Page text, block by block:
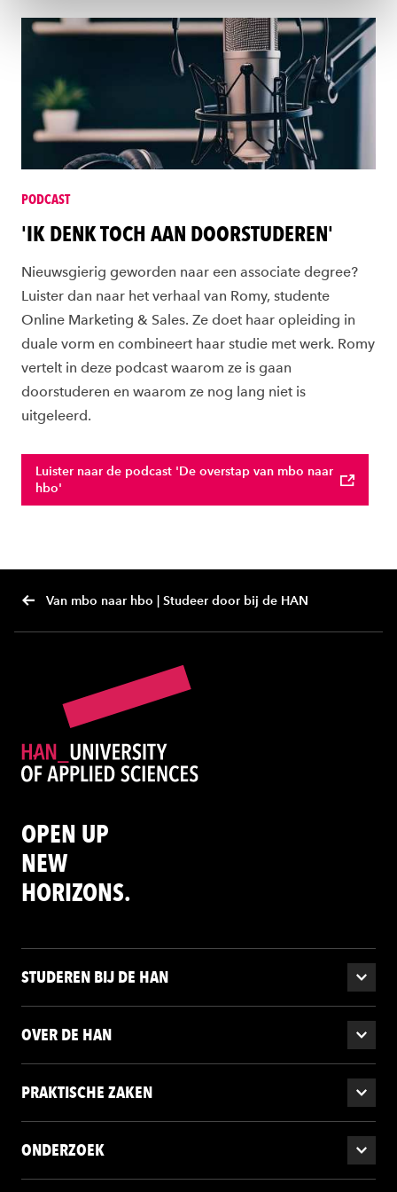
onscookiestatement.
PODCAST
'IK DENK TOCH AAN DOORSTUDEREN'
Nieuwsgierig geworden naar een associate degree?
Luister dan naar het verhaal van Romy, studente
Online Marketing & Sales. Ze doet haar opleiding in
duale vorm en combineert haar studie met werk. Romy
vertelt in deze podcast waarom ze is gaan
doorstuderen en waarom ze nog lang niet is
uitgeleerd.
Luister naar de podcast 'De overstap van mbo naar
hbo'
Van mbo naar hbo | Studeer door bij de HAN
OPEN UP
NEW
HORIZONS.
STUDEREN BIJ DE HAN
OVER DE HAN
PRAKTISCHE ZAKEN
ONDERZOEK